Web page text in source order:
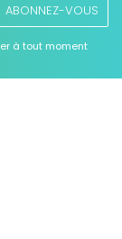
ABONNEZ-VOUS
à tout moment